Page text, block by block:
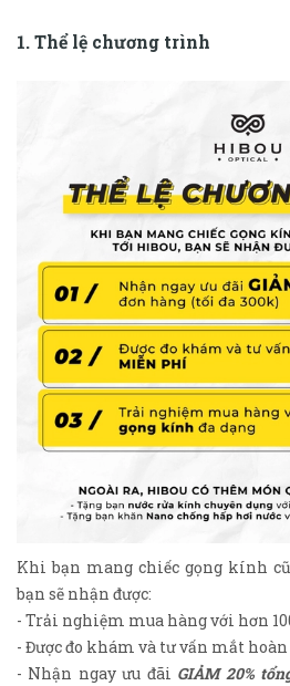
1. Thể lệ chương trình
Khi bạn mang chiếc gọng kính
bạn sẽ nhận được:
- Trải nghiệm mua hàng với hơn
- Được đo khám và tư vấn mắt
- Nhận ngay ưu đãi GIẢM 20%